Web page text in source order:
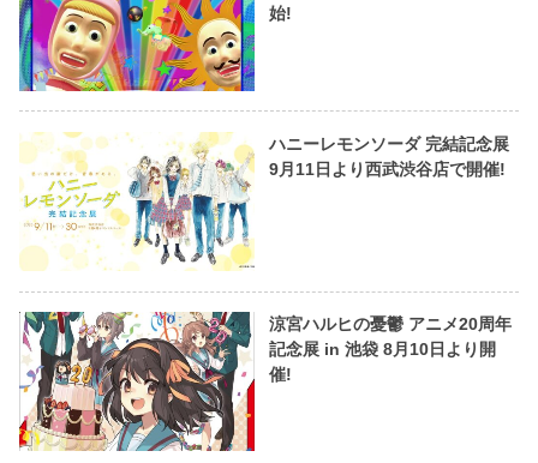
始!
ハニーレモンソーダ 完結記念展
9月11日より西武渋谷店で開催!
涼宮ハルヒの憂鬱 アニメ20周年
記念展 in 池袋 8月10日より開
催!